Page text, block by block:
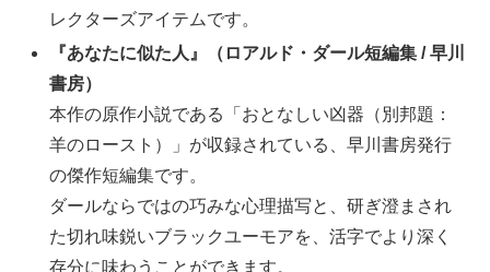
レクターズアイテムです。
『あなたに似た人』（ロアルド・ダール短編集 / 早川
書房）
本作の原作小説である「おとなしい凶器（別邦題：
羊のロースト）」が収録されている、早川書房発行
の傑作短編集です。
ダールならではの巧みな心理描写と、研ぎ澄まされ
た切れ味鋭いブラックユーモアを、活字でより深く
存分に味わうことができます。